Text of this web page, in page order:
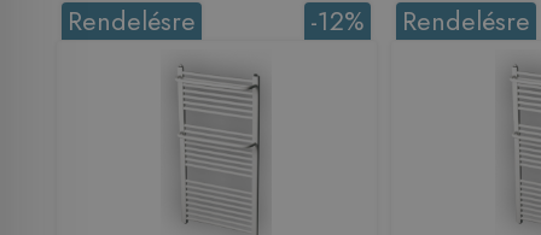
-12%
Rendelésre Rendelésre